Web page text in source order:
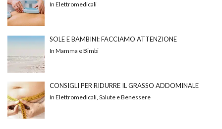
In Elettromedicali
SOLE E BAMBINI: FACCIAMO ATTENZIONE
In Mamma e Bimbi
CONSIGLI PER RIDURRE IL GRASSO ADDOMINALE
In Elettromedicali, Salute e Benessere